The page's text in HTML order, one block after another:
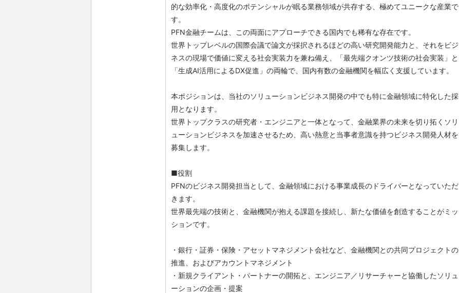
的な効率化・高度化のポテンシャルが眠る業務領域が共存する、極めてユニークな産業で
す。
PFN金融チームは、この両面にアプローチできる国内でも稀有な存在です。
世界トップレベルの国際会議で論文が採択されるほどの高い研究開発能力と、それをビジ
ネスの現場で価値に変える社会実装力を兼ね備え、「最先端クオンツ技術の社会実装」と
「生成AI活用によるDX促進」の両輪で、国内有数の金融機関を幅広く支援しています。
本ポジションは、当社のソリューションビジネス開発の中でも特に金融領域に特化した採
用となります。
世界トップクラスの研究者・エンジニアと一体となって、金融業界の未来を切り拓くソリ
ューションビジネスを加速させるため、高い熱意と当事者意識を持つビジネス開発人材を
募集します。
■役割
PFNのビジネス開発担当として、金融領域における事業成長のドライバーとなっていただ
きます。
世界最先端の技術と、金融機関が抱える課題を接続し、新たな価値を創造することがミッ
ションです。
・銀行・証券・保険・アセットマネジメント会社など、金融機関との共同プロジェクトの
推進、およびアカウントマネジメント
・新規クライアント・パートナーの開拓と、エンジニア／リサーチャーと協働したソリュ
ーションの企画・提案